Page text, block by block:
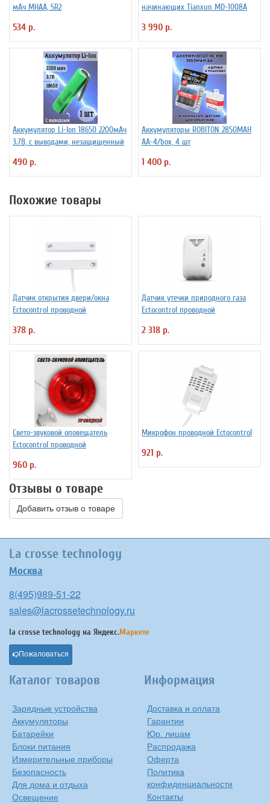
мАч MHAA, SR2
534 р.
начинающих Tianxun MD-1008A
3 990 р.
Аккумулятор Li-Ion 18650 2200мАч
3.7В, с выводами, незащищенный
490 р.
Аккумуляторы ROBITON 2850MAH
AA-4/box, 4 шт
1 400 р.
Похожие товары
Датчик открытия двери/окна
Ectocontrol проводной
378 р.
Датчик утечки природного газа
Ectocontrol проводной
2 318 р.
Свето-звуковой оповещатель
Ectocontrol проводной
960 р.
Микрофон проводной Ectocontrol
921 р.
Отзывы о товаре
Добавить отзыв о товаре
La crosse technology
Москва
8(495)989-51-22
sales@lacrossetechnology.ru
la crosse technology на Яндекс.Маркете
Пожаловаться
Каталог товаров
Зарядные устройства
Аккумуляторы
Батарейки
Блоки питания
Измерительные приборы
Безопасность
Для дома и отдыха
Освещение
Информация
Доставка и оплата
Гарантии
Юр. лицам
Распродажа
Оферта
Политика
конфиденциальности
Контакты